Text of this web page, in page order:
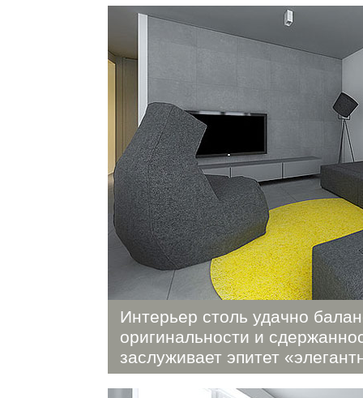
Интерьер столь удачно
оригинальности и
заслуживает эпитет